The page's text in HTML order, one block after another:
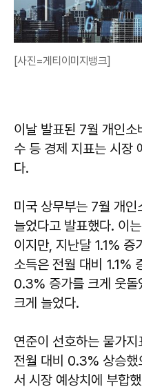
[사진=게티이미지뱅크]
이날 발표된 7월 개인
수 등 경제 지표는 시장
다.
미국 상무부는 7월 개
늘었다고 발표했다. 이
이지만, 지난달 1.1% 증
소득은 전월 대비 1.1%
0.3% 증가를 크게 웃
크게 늘었다.
연준이 선호하는 물가
전월 대비 0.3% 상승
서 시장 예상치에 부합